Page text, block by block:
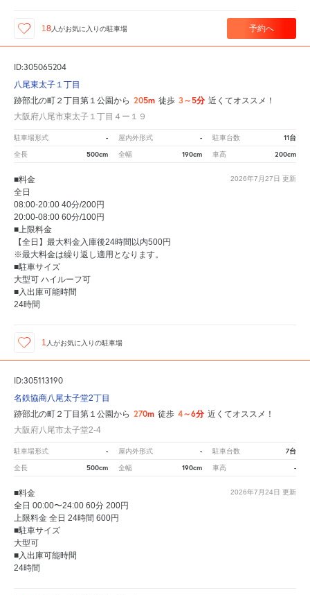
18人がお気に入りの駐車場 予約へ
ID:305065204
八尾東太子１丁目
跡部北の町２丁目第１公園から 205m 徒歩 3～5分 近くてオススメ！
大阪府八尾市東太子１丁目４ー１９
駐車場形式 - 屋内外形式 - 駐車台数 11台
全長 500cm 全幅 190cm 車高 200cm
2026年7月27日 更新
■料金
全日
08:00-20:00 40分/200円
20:00-08:00 60分/100円
■上限料金
【全日】最大料金入庫後24時間以内500円
※最大料金は繰り返し適用となります。
■駐車サイズ
大型可 ハイルーフ可
■入出庫可能時間
24時間
1 人がお気に入りの駐車場
ID:305113190
名鉄協商八尾太子堂2丁目
跡部北の町２丁目第１公園から 270m 徒歩 4～6分 近くてオススメ！
大阪府八尾市太子堂2-4
駐車場形式 - 屋内外形式 - 駐車台数 7台
全長 500cm 全幅 190cm 車高 -
2026年7月24日 更新
■料金
全日 00:00〜24:00 60分 200円
上限料金 全日 24時間 600円
■駐車サイズ
大型可
■入出庫可能時間
24時間